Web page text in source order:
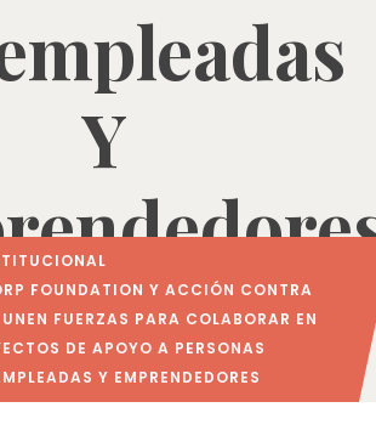
Y
FOUNDATION Y ACCIÓN CONTRA
FUERZAS PARA COLABORAR EN
DE APOYO A PERSONAS
Y EMPRENDEDORES